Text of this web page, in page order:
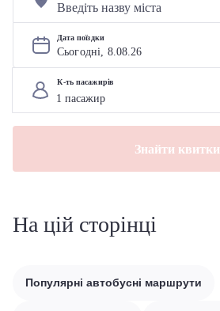
Дата поїздки
Сьогодні, 8.08.26
К-ть пасажирів
Знайти квитки
На цій сторінці
Популярні автобусні маршрути